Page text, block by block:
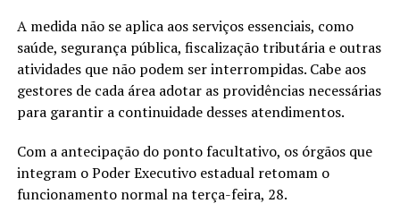
A medida não se aplica aos serviços essenciais, como
saúde, segurança pública, fiscalização tributária e outras
atividades que não podem ser interrompidas. Cabe aos
gestores de cada área adotar as providências necessárias
para garantir a continuidade desses atendimentos.
Com a antecipação do ponto facultativo, os órgãos que
integram o Poder Executivo estadual retomam o
funcionamento normal na terça-feira, 28.